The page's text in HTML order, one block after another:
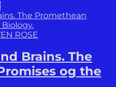
ROSE
Brains. The
og the